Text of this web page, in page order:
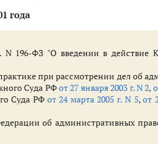
населения и общественную
с животными (ст. 8.1 - 8.55)
организаций (ст. 14.1 -
года
N 196-ФЗ "О введении в действие
при рассмотрении дел об
Суда РФот 27 января 2003 г. N 2,
Суда РФ от 24 марта 2005 г. N 5,от
об административных